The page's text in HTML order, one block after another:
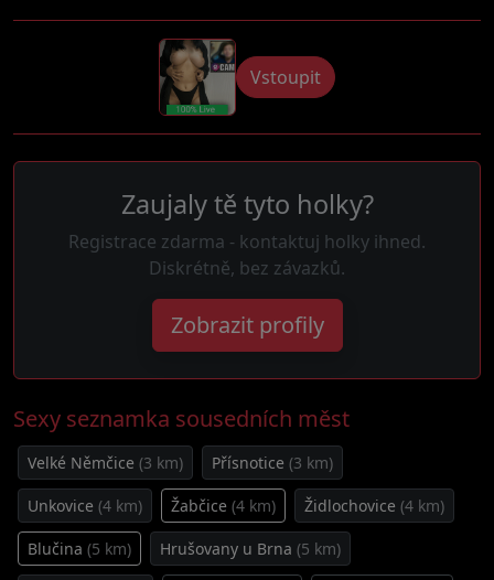
Vstoupit
Zaujaly tě tyto holky?
Registrace zdarma - kontaktuj holky ihned.
Diskrétně, bez závazků.
Zobrazit profily
Sexy seznamka sousedních měst
Velké Němčice (3 km) Přísnotice (3 km)
Unkovice (4 km) Žabčice (4 km) Židlochovice (4 km)
Blučina (5 km) Hrušovany u Brna (5 km)